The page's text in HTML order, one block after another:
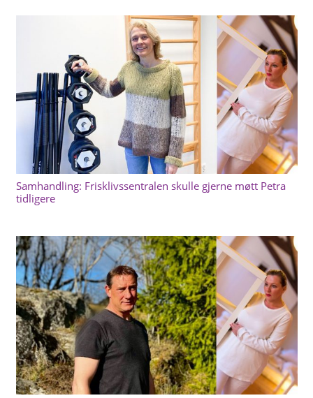
Samhandling: Frisklivssentralen skulle gjerne møtt Petra
tidligere